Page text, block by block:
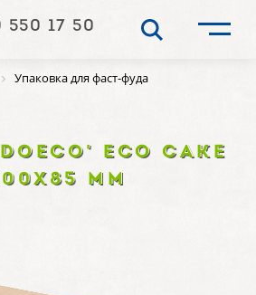
550 17 50
Упаковка для фаст-фуда
ECO CAKE
ММ